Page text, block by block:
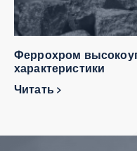
Феррохром
характеристики
Читать